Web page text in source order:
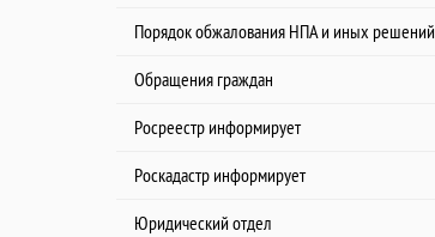
Порядок обжалования НПА и иных решений
Обращения граждан
Росреестр информирует
Роскадастр информирует
Юридический отдел